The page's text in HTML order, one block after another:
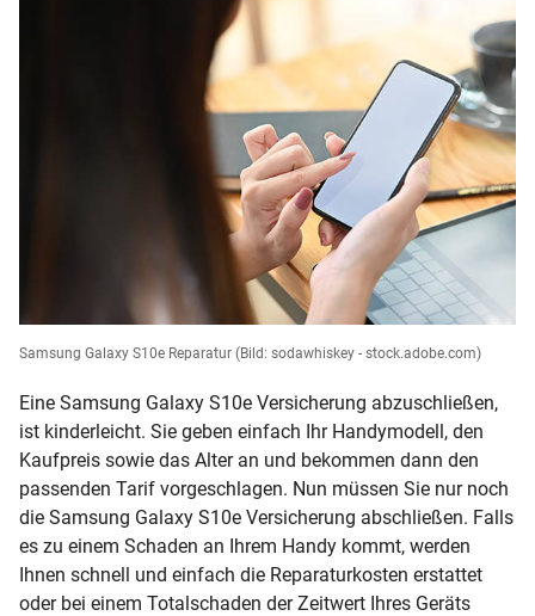
Samsung Galaxy S10e Reparatur (Bild: sodawhiskey - stock.adobe.com)
Eine Samsung Galaxy S10e Versicherung abzuschließen,
ist kinderleicht. Sie geben einfach Ihr Handymodell, den
Kaufpreis sowie das Alter an und bekommen dann den
passenden Tarif vorgeschlagen. Nun müssen Sie nur noch
die Samsung Galaxy S10e Versicherung abschließen. Falls
es zu einem Schaden an Ihrem Handy kommt, werden
Ihnen schnell und einfach die Reparaturkosten erstattet
oder bei einem Totalschaden der Zeitwert Ihres Geräts